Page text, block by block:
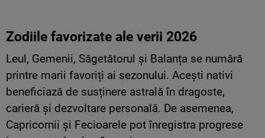
Zodiile favorizate ale verii 2026
Leul, Gemenii, Săgetătorul și Balanța se numără
printre marii favoriți ai sezonului. Acești nativi
beneficiază de susținere astrală în dragoste,
carieră și dezvoltare personală. De asemenea,
Capricornii și Fecioarele pot înregistra progrese